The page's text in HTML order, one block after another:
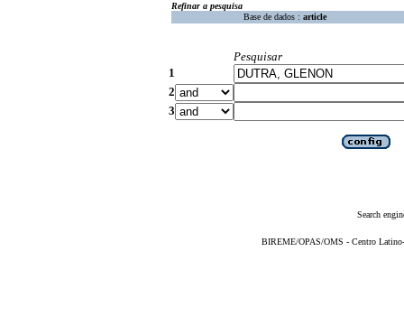
Refinar a pesquisa
Base de dados : article
Pesquisar
1
2
3
Search
BIREME/OPAS/OMS - Centro Latino-